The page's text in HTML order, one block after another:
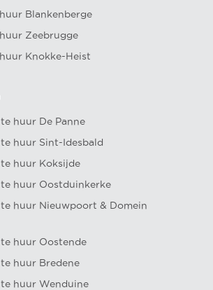
Blankenberge
Zeebrugge
Knokke-Heist
huur De Panne
huur Sint-Idesbald
huur Koksijde
huur Oostduinkerke
huur Nieuwpoort & Domein
huur Oostende
huur Bredene
huur Wenduine